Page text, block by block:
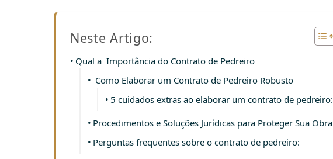
Neste Artigo:
Qual a Importância do Contrato de Pedreiro
Como Elaborar um Contrato de Pedreiro Robusto
5 cuidados extras ao elaborar um contrato de pedreiro:
Procedimentos e Soluções Jurídicas para Proteger Sua Obra
Perguntas frequentes sobre o contrato de pedreiro: